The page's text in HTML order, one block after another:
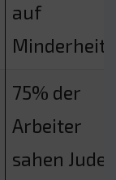
auf
75% der
Arbeiter
sahen